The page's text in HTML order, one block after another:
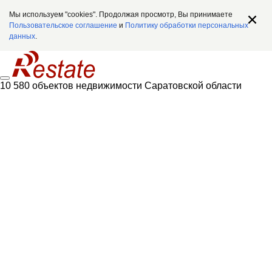
Мы используем "cookies". Продолжая просмотр, Вы принимаете
Пользовательское соглашение и Политику обработки персональных
данных.
10 580 объектов недвижимости Саратовской области